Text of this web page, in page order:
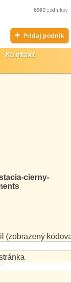
6980 podnikov
Pridaj podnik
Kontakt
cierny-
(zobrazený